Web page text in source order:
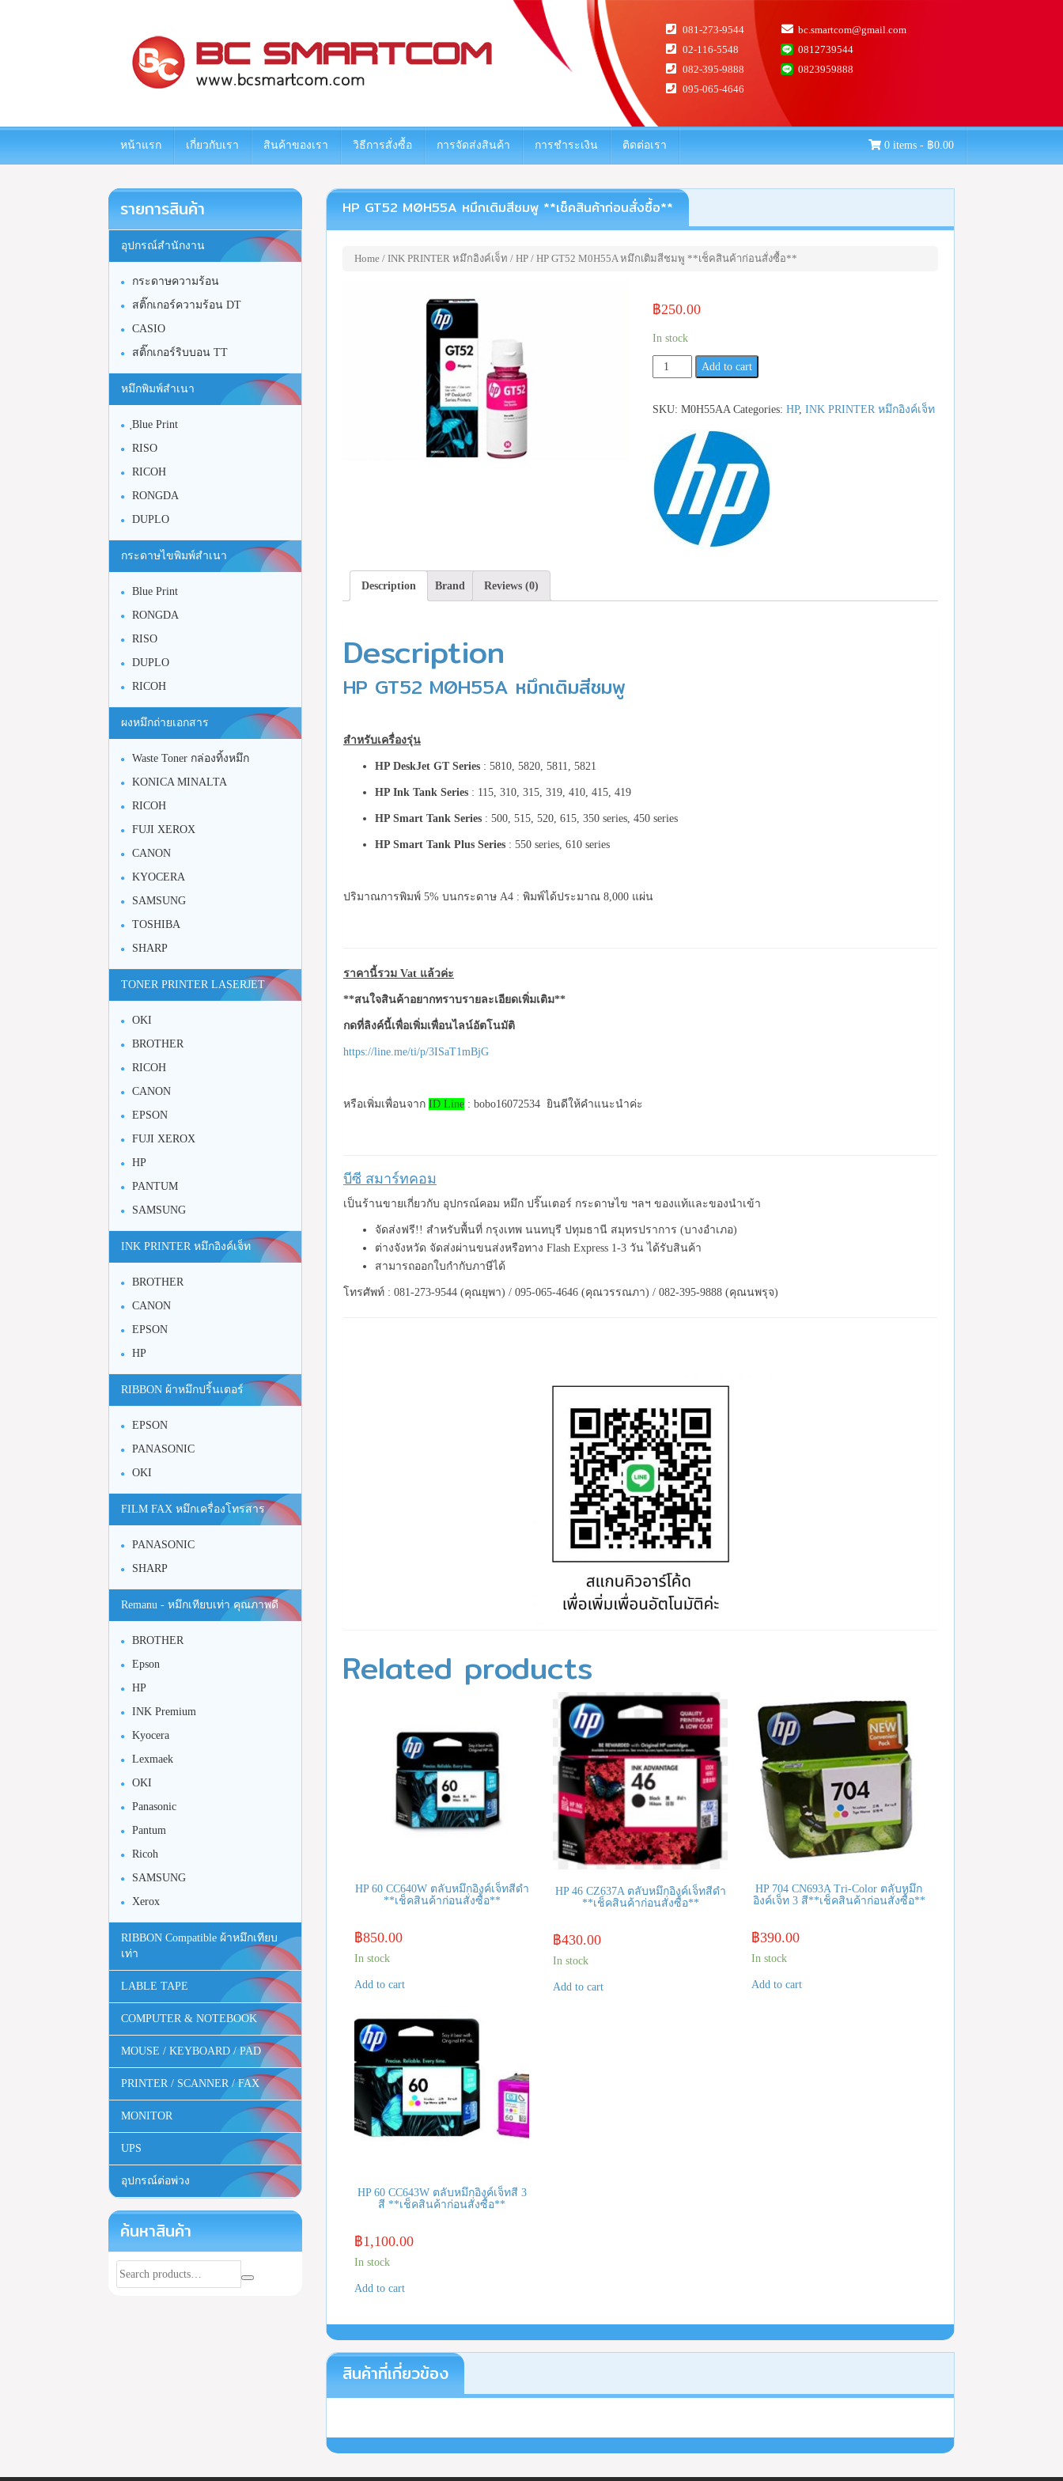
081-273-9544
bc.smartcom@gmail.com
02-116-5548
0812739544
082-395-9888
0823959888
095-065-4646
หน้าแรก เกี่ยวกับเรา สินค้าของเรา วิธีการสั่งซื้อ การจัดส่งสินค้า การชำระเงิน ติดต่อเรา 0 items - ฿0.00
HP GT52 M0H55A หมึกเติมสีชมพู **เช็คสินค้าก่อนสั่งซื้อ**
Home / INK PRINTER หมึกอิงค์เจ็ท / HP / HP GT52 M0H55A หมึกเติมสีชมพู **เช็คสินค้าก่อนสั่งซื้อ**
฿250.00
In stock
HP
GT52
สีชมพู
**เช็ค
สินค้า
ก่อน
Add to cart
SKU: M0H55AA Categories: HP, INK PRINTER หมึกอิงค์เจ็ท
Description Brand Reviews (0)
Description
HP GT52 M0H55A หมึกเติมสีชมพู
สำหรับเครื่องรุ่น
HP DeskJet GT Series : 5810, 5820, 5811, 5821
HP Ink Tank Series : 115, 310, 315, 319, 410, 415, 419
HP Smart Tank Series : 500, 515, 520, 615, 350 series, 450 series
HP Smart Tank Plus Series : 550 series, 610 series
ปริมาณการพิมพ์ 5% บนกระดาษ A4 : พิมพ์ได้ประมาณ 8,000 แผ่น
ราคานี้รวม Vat แล้วค่ะ
**สนใจสินค้าอยากทราบรายละเอียดเพิ่มเติม**
กดที่ลิงค์นี้เพื่อเพิ่มเพื่อนไลน์อัตโนมัติ
https://line.me/ti/p/3ISaT1mBjG
หรือเพิ่มเพื่อนจาก ID Line : bobo16072534 ยินดีให้คำแนะนำค่ะ
บีซี สมาร์ทคอม
เป็นร้านขายเกี่ยวกับ อุปกรณ์คอม หมึก ปริ๊นเตอร์ กระดาษไข ฯลฯ ของแท้และของนำเข้า
จัดส่งฟรี!! สำหรับพื้นที่ กรุงเทพ นนทบุรี ปทุมธานี สมุทรปราการ (บางอำเภอ)
ต่างจังหวัด จัดส่งผ่านขนส่งหรือทาง Flash Express 1-3 วัน ได้รับสินค้า
สามารถออกใบกำกับภาษีได้
โทรศัพท์ : 081-273-9544 (คุณยุพา) / 095-065-4646 (คุณวรรณภา) / 082-395-9888 (คุณนพรุจ)
Related products
HP 60 CC640W ตลับหมึกอิงค์เจ็ทสีดำ
**เช็คสินค้าก่อนสั่งซื้อ**
฿850.00
In stock
Add to cart
HP 46 CZ637A ตลับหมึกอิงค์เจ็ทสีดำ
**เช็คสินค้าก่อนสั่งซื้อ**
฿430.00
In stock
Add to cart
HP 704 CN693A Tri-Color ตลับหมึก
อิงค์เจ็ท 3 สี**เช็คสินค้าก่อนสั่งซื้อ**
฿390.00
In stock
Add to cart
HP 60 CC643W ตลับหมึกอิงค์เจ็ทสี 3
สี **เช็คสินค้าก่อนสั่งซื้อ**
฿1,100.00
In stock
Add to cart
สินค้าที่เกี่ยวข้อง
รายการสินค้า
อุปกรณ์สำนักงาน
กระดาษความร้อน
สติ๊กเกอร์ความร้อน DT
CASIO
สติ๊กเกอร์ริบบอน TT
หมึกพิมพ์สำเนา
ฺBlue Print
RISO
RICOH
RONGDA
DUPLO
กระดาษไขพิมพ์สำเนา
Blue Print
RONGDA
RISO
DUPLO
RICOH
ผงหมึกถ่ายเอกสาร
Waste Toner กล่องทิ้งหมึก
KONICA MINALTA
RICOH
FUJI XEROX
CANON
KYOCERA
SAMSUNG
TOSHIBA
SHARP
TONER PRINTER LASERJET
OKI
BROTHER
RICOH
CANON
EPSON
FUJI XEROX
HP
PANTUM
SAMSUNG
INK PRINTER หมึกอิงค์เจ็ท
BROTHER
CANON
EPSON
HP
RIBBON ผ้าหมึกปริ้นเตอร์
EPSON
PANASONIC
OKI
FILM FAX หมึกเครื่องโทรสาร
PANASONIC
SHARP
Remanu - หมึกเทียบเท่า คุณภาพดี
BROTHER
Epson
HP
INK Premium
Kyocera
Lexmaek
OKI
Panasonic
Pantum
Ricoh
SAMSUNG
Xerox
RIBBON Compatible ผ้าหมึกเทียบ
เท่า
LABLE TAPE
COMPUTER & NOTEBOOK
MOUSE / KEYBOARD / PAD
PRINTER / SCANNER / FAX
MONITOR
UPS
อุปกรณ์ต่อพ่วง
ค้นหาสินค้า